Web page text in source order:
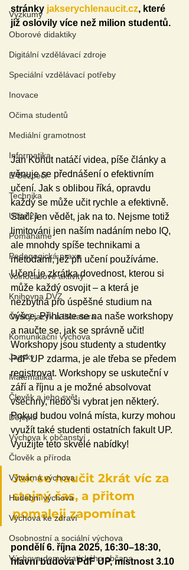
Výzkumy
Oborové didaktiky
Digitální vzdělávací zdroje
Speciální vzdělávací potřeby
Inovace
Očima studentů
Mediální gramotnost
Informatika
E-Bezpečí
Technika
Učitel21
Pomáháme
Pedagogická praxe
Volnočasové aktivity
Knihovna DVZ
Český jazyk a literatura
Komunikační výchova
Jazyky
Matematika
Člověk a jeho svět
Dějepis
Výchova k občanství
Člověk a příroda
Výtvarná výchova
Hudební výchova
Výchova ke zdraví
Osobnostní a sociální výchova
Výchova demokratického občana
stránky jakserychlenaucit.cz, které
již oslovily více než milion studentů.
Jan Kohut natáčí videa, píše články a
věnuje se přednášení o efektivním
učení. Jak s oblibou říká, opravdu
každý se může učit rychle a efektivně.
Stačí jen vědět, jak na to. Nejsme totiž
limitováni jen naším nadáním nebo IQ,
ale mnohdy spíše technikami a
metodami, jež při učení používáme.
Učení je zkrátka dovednost, kterou si
může každý osvojit – a která je
nezbytná pro úspěšné studium na
výšce. Přihlaste se na naše workshopy
a naučte se, jak se správně učit!
Workshopy jsou studenty a studentky
PdF UP zdarma, je ale třeba se předem
registrovat. Workshopy se uskuteční v
září a říjnu a je možné absolvovat
všechny, nebo si vybrat jen některý.
Pokud budou volná místa, kurzy mohou
využít také studenti ostatních fakult UP.
Využijte této skvělé nabídky!
Jak se naučit 2krát víc za
stejný čas, a přitom
pomaleji zapomínat
pondělí 6. října 2025, 16:30–18:30,
hlavní budova PdF UP, místnost 3.10